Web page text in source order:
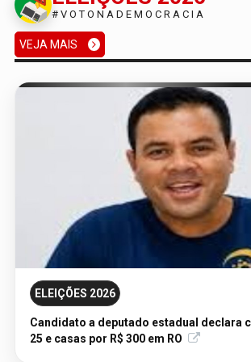
05/08/2026 - Publicação Legal
AVISO DE LICITAÇÃO: PREGÃO ELETRÔNICO
90186/2026/SUPEL/RO
#VOTONADEMOCRACIA
VEJA MAIS
ELEIÇÕES 2026
Candidato a deputado estadual declara
25 e casas por R$ 300 em RO